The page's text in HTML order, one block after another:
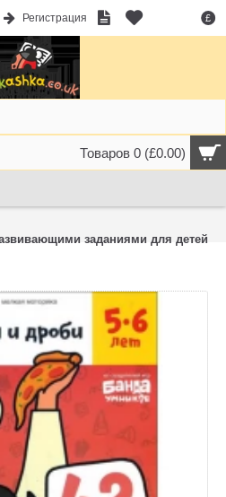
£
Регистрация
Товаров 0 (£0.00)
заданиями для детей